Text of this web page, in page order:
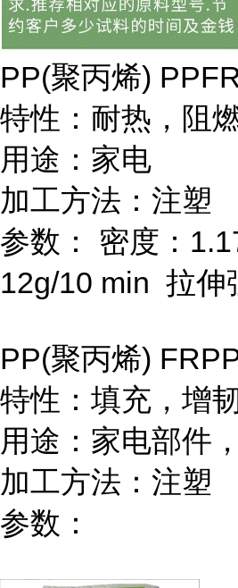
PP(聚丙烯)
特性：耐热，阻
用途：家电
加工方法：注塑
参数：
密度：
12g/10 min 拉伸
PP(聚丙烯)
特性：填充，增
用途：家电部件
加工方法：注塑
参数：